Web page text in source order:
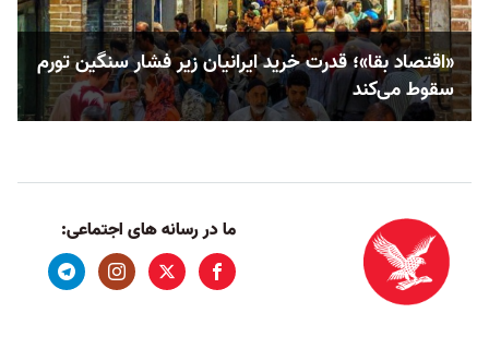
«اقتصاد بقا»؛ قدرت خرید ایرانیان زیر فشار سنگین تورم
سقوط می‌کند
ما در رسانه های اجتماعی: